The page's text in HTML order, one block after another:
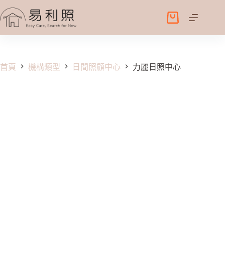
至
容
購
物
首頁 機構類型 日間照顧中心 力麗日照中心